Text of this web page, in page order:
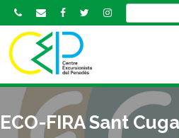
k
o
ECO-FIRA Sant